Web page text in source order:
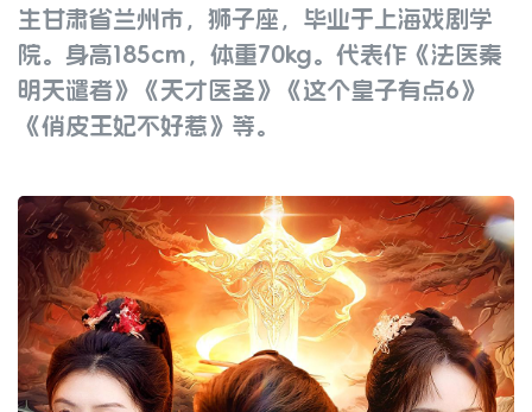
生甘肃省兰州市，狮子座，毕业于上海戏剧学
院。身高185cm，体重70kg。代表作《法医秦
明天谴者》《天才医圣》《这个皇子有点6》
《俏皮王妃不好惹》等。